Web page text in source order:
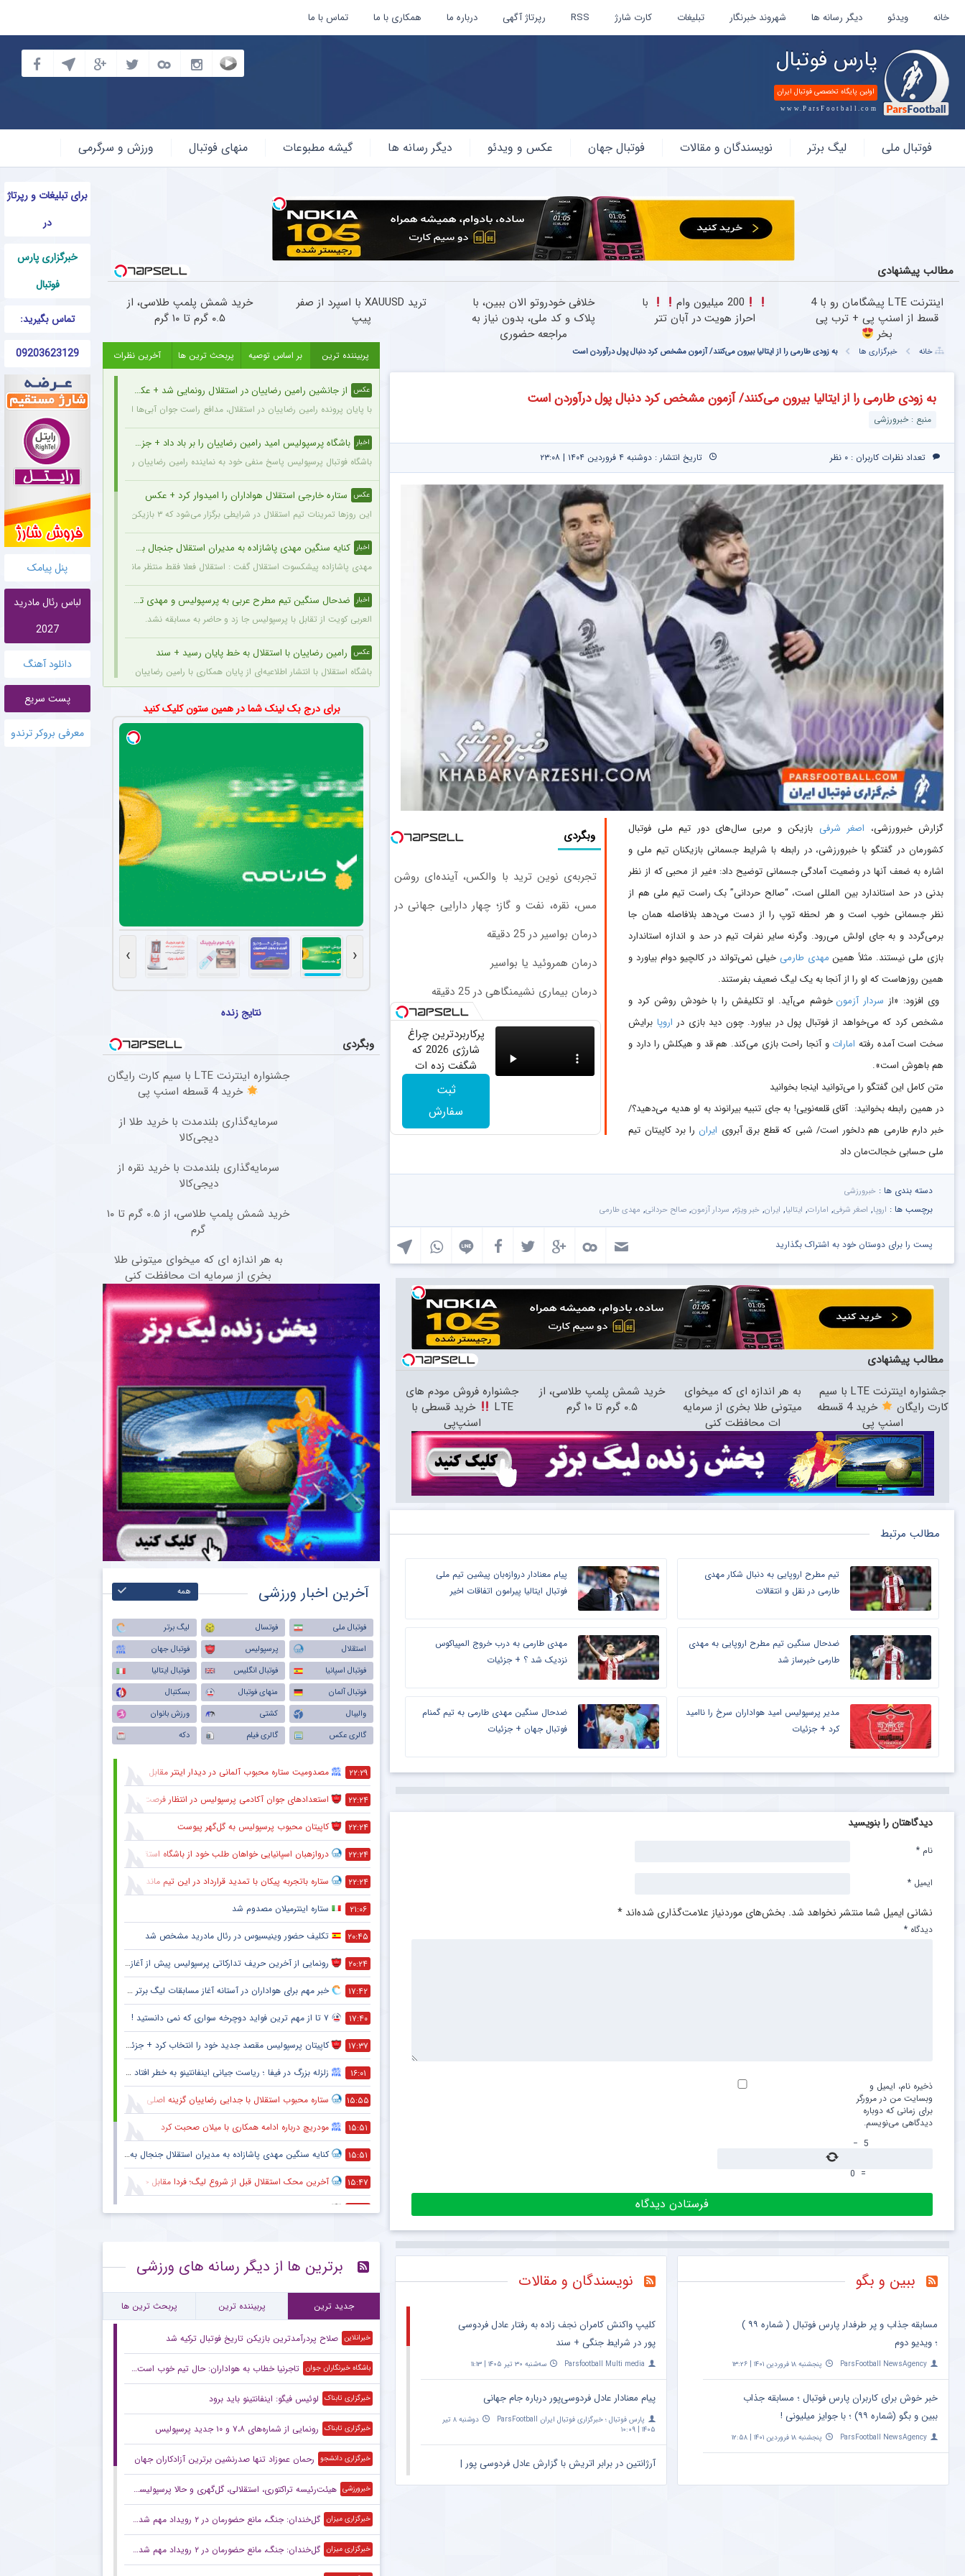
خانه ویدئو دیگر رسانه ها شهروند خبرنگار تبلیغات کارت شارژ RSS رپرتاژ آگهی درباره ما همکاری با ما تماس با ما
پارس فوتبال
اولین پایگاه تخصصی فوتبال ایران
www.ParsFootball.com
فوتبال
فوتبال ملی لیگ برتر نویسندگان و مقالات فوتبال جهان عکس و ویدئو دیگر رسانه ها گیشه مطبوعات منهای فوتبال ورزش و سرگرمی
برای تبلیغات و رپرتاژ
در
خبرگزاری پارس
فوتبال
تماس بگیرید:
09203623129
پنل پیامک
لباس رئال مادرید
2027
دانلود آهنگ
پست سریع
معرفی بروکر ترندو
مطالب پیشنهادی
اینترنت LTE پیشگامان رو با 4
قسط از اسنپ پی + ترب پی
بخر
200 میلیون وام
با
احراز هویت در آبان تتر
خلافی خودروتو الان ببین، با
پلاک و کد ملی، بدون نیاز به
مراجعه حضوری
ترید XAUUSD با اسپرد از صفر
پیپ
خرید شمش پلمپ طلاسی، از
۰.۵ گرم تا ۱۰ گرم
خانه خبرگزاری ها به زودی طارمی را از ایتالیا بیرون می‌کنند/ آزمون مشخص کرد دنبال پول درآوردن است
به زودی طارمی را از ایتالیا بیرون می‌کنند/ آزمون مشخص کرد دنبال پول درآوردن است
منبع : خبرورزشی
تعداد نظرات کاربران : ۰ نظر تاریخ انتشار : دوشنبه ۴ فروردین ۱۴۰۴ | ۲۳:۰۸
وبگردی
تجربه‌ی نوین ترید با والکس، آینده‌ای روشن
مس، نقره، نفت و گاز؛ چهار دارایی جهانی در
درمان بواسیر در 25 دقیقه
درمان همروئید یا بواسیر
درمان بیماری نشیمنگاهی در 25 دقیقه
پرکاربردترین چراغ
شارژی 2026 که
شگفت زده ات
میکنهثبت
سفارش
گزارش خبرورزشی، اصغر شرفی بازیکن و مربی سال‌های دور تیم ملی فوتبال
کشورمان در گفتگو با خبرورزشی، در رابطه با شرایط جسمانی بازیکنان تیم ملی و
اشاره به ضعف آنها در وضعیت آمادگی جسمانی توضیح داد: «غیر از محبی که از نظر
بدنی در حد استاندارد بین المللی است، “صالح حردانی” بک راست تیم ملی هم از
نظر جسمانی خوب است و هر لحظه توپ را از دست می‌دهد بلافاصله همان جا
برمی‌گردد و به جای اولش می‌رود. وگرنه سایر نفرات تیم در حد و اندازه استاندارد
بازی ملی نیستند. مثلاً همین مهدی طارمی خیلی نمی‌تواند در کالچیو دوام بیاورد و
همین روزهاست که او را از آنجا به یک لیگ ضعیف بفرستند.
وی افزود: «از سردار آزمونخوشم می‌آید. او تکلیفش را با خودش روشن کرد و
مشخص کرد که می‌خواهد از فوتبال پول در بیاورد. چون دید بازی در اروپا برایش
سخت است آمده رفته امارات و آنجا راحت بازی می‌کند. هم قد و هیکلش را دارد و
هم باهوش است».
متن کامل این گفتگو را می‌توانید اینجا بخوانید
در همین رابطه بخوانید: آقای قلعه‌نویی! به جای تنبیه بیرانوند به او هدیه می‌دهید؟/
خبر دارم طارمی هم دلخور است/ شبی که قطع برق آبروی ایرانرا برد کاپیتان تیم
ملی حسابی خجالت‌مان داد
دسته بندی ها : خبرورزشی
برچسب ها : اروپا, اصغر شرفی, امارات, ایتالیا, ایران, خبر ویژه, سردار آزمون, صالح حردانی, مهدی طارمی
پست را برای دوستان خود به اشتراک بگذارید
مطالب پیشنهادی
جشنواره اینترنت LTE با سیم
کارت رایگان
خرید 4 قسطه
اسنپ پی
به هر اندازه ای که میخوای
میتونی طلا بخری از سرمایه
ات محافظت کنی
خرید شمش پلمپ طلاسی، از
۰.۵ گرم تا ۱۰ گرم
جشنواره فروش مودم های
LTE
خرید قسطی با
اسنپ‌پی
مطالب مرتبط
تیم مطرح اروپایی به دنبال شکار مهدی
طارمی در نقل و انتقالات
پیام معنادار دروازه‌بان پیشین تیم ملی
فوتبال ایتالیا پیرامون اتفاقات اخیر
ضدحال سنگین تیم مطرح اروپایی به مهدی
طارمی خبرساز شد
مهدی طارمی به درب خروج المپیاکوس
نزدیک شد ؟ + جزئیات
مدیر پرسپولیس امید هواداران سرخ را ناامید
کرد + جزئیات
ضدحال سنگین مهدی طارمی به تیم گمنام
فوتبال جهان + جزئیات
دیدگاهتان را بنویسید
نشانی ایمیل شما منتشر نخواهد شد. بخش‌های موردنیاز علامت‌گذاری شده‌اند *
دیدگاه *
نام *
ایمیل *
ذخیره نام، ایمیل و
وبسایت من در مرورگر
برای زمانی که دوباره
دیدگاهی می‌نویسم.
5
−
=
0
ببین و بگو
مسابقه جذاب و پر طرفدار پارس فوتبال ( شماره ۹۹ )
؛ ویدیو دوم
ParsFootball NewsAgency پنجشنبه ۱۸ فروردین ۱۴۰۱ | ۱۳:۲۶
خبر خوش برای کاربران پارس فوتبال ؛ مسابقه جذاب
ببین و بگو (شماره ۹۹) ؛ با جوایز میلیونی !
ParsFootball NewsAgency پنجشنبه ۱۸ فروردین ۱۴۰۱ | ۱۲:۵۸
نویسندگان و مقالات
کلیپ واکنش کامران نجف زاده به رفتار عادل فردوسی
پور در شرایط جنگی + سند
Parsfootball Multi media سه‌شنبه ۳۰ تیر ۱۴۰۵ | ۱۱:۱۳
پیام معنادار عادل فردوسی‌پور درباره جام جهانی
پارس فوتبال ؛ خبرگزاری فوتبال ایران ParsFootball
دوشنبه ۸ تیر
۱۴۰۵ | ۱۰:۰۹
آرژانتین در برابر اتریش با گزارش عادل فردوسی پور |
امشب ساعت ۲۰:۳۰ – پخش زنده در اپارات اسپرت
پربیننده ترین بر اساس توصیه پربحث ترین ها آخرین نظرات
عکس از جانشین رامین رضاییان در استقلال رونمایی شد + عکس
با پایان پرونده رامین رضاییان در استقلال، مدافع راست جوان آبی‌ها انگیزه بیشتری برای شروع فصل پیدا
اخبار باشگاه پرسپولیس امید رامین رضاییان را بر باد داد + جزئیات
باشگاه فوتبال پرسپولیس پاسخ منفی خود به نماینده رامین رضاییان را اعلام کرد.
عکس ستاره خارجی استقلال هواداران را امیدوار کرد + عکس
این روزها تمرینات تیم استقلال در شرایطی برگزار می‌شود که ۳ بازیکن خارجی این تیم با قدرت در کنار دیگر بازیکنان داخلی استقلال مشغول تمرین کردن هستند.
اخبار کنایه سنگین مهدی پاشازاده به مدیران استقلال جنجال به پا کرد
مهدی پاشازاده پیشکسوت استقلال گفت : استقلال فعلا فقط منتظر مانده و وضعیت مدیریتی و
اخبار ضدحال سنگین تیم مطرح عربی به پرسپولیس و مهدی تارتار
العربی کویت از تقابل با پرسپولیس جا زد و حاضر به مسابقه نشد.
عکس رامین رضاییان با استقلال به خط پایان رسید + سند
باشگاه استقلال با انتشار اطلاعیه‌ای از پایان همکاری با رامین رضاییان خبر داد.
یاسر آسانی پیشنهاد باشگاه پرسپولیس را نپذیرفت
پرسپولیس پیشنهادی ۱.۷ تا ۲ میلیون دلاری به یاسر آسانی، وینگر استقلال، ارائه کرد، اما او نپذیرفت. آسانی تأکید کرد در فوتبال ایران فقط برای استقلال بازی خواهد کرد.
محسن مسلمان، هافبک سابق پرسپولیس، به عنوان دستیار بهار عبدی در کادر مربیگری تیم امید
اخبار آخرین محک استقلال قبل از شروع لیگ؛ فردا مقابل حریف تدارکاتی
استقلال پیش از شروع لیگ بیست‌وششم، فردا سومین و آخرین دیدار تدارکاتی خود را برگزار خواهد
اخبار آخرین بازی تدارکاتی استقلال پیش از لیگ + جزئیات
استقلال فردا با برگزاری سومین و آخرین دیدار تدارکاتی خود، پرونده بازی‌های دوستانه پیش‌فصل را
سامان تورانیان، مدافع راست جوان استقلال، با قطع همکاری باشگاه با رامین رضاییان، شانس بیشتری برای
اعضای تیم فوتبال پرسپولیس امروز راهی ایفمارک شدند + عکس
بازیکنان پرسپولیس امروز در تست‌های پزشکی پیش‌فصل ایفمارک شرکت کردند. این تست‌ها شامل
مقصد بعدی محمد صلاح در فوتبال اروپا مشخص شد + عکس
محمد صلاح با امضای قراردادی دو ساله به باشگاه ترابزون‌اسپور ترکیه پیوست.
پیام معنادار پیشکسوت استقلال درباره قرارداد رضاییان
شاهرخ بیانی، پیشکسوت استقلال، با انتقاد از درخواست مالی رامین رضاییان، مدعی شد این بازیکن
قطع همکاری باشگاه استقلال با رامین رضاییان
باشگاه استقلال پرونده بازگشت رامین رضائیان به جمع آبی‌پوشان را رسما مختومه اعلام کرد.
برای درج بک لینک شما در همین ستون کلیک کنید
‹
›
نتایج زنده
وبگردی
جشنواره اینترنت LTE با سیم کارت رایگان
خرید 4 قسطه اسنپ پی
سرمایه‌گذاری بلندمدت با خرید طلا از
دیجی‌کالا
سرمایه‌گذاری بلندمدت با خرید نقره از
دیجی‌کالا
خرید شمش پلمپ طلاسی، از ۰.۵ گرم تا ۱۰
گرم
به هر اندازه ای که میخوای میتونی طلا
بخری از سرمایه ات محافظت کنی
آخرین اخبار ورزشی همه
فوتبال ملی فوتسال
لیگ برتر
استقلال
پرسپولیس
فوتبال جهان
فوتبال اسپانیا
فوتبال انگلیس
فوتبال ایتالیا
فوتبال آلمان
منهای فوتبال
بسکتبال
والیبال
کشتی
ورزش بانوان
گالری عکس
گالری فیلم دکه
۲۲:۲۹ مصدومیت ستاره محبوب آلمانی در دیدار اینتر مقابل میلان
۲۲:۲۴ استعدادهای جوان آکادمی پرسپولیس در انتظار فرصت در ترکیب اصلی
۲۲:۲۴ کاپیتان محبوب پرسپولیس به گل‌گهر پیوست
۲۲:۲۴ دروازهبان اسپانیایی خواهان طلب خود از باشگاه استقلال شد
۲۲:۲۴ ستاره باتجربه پیکان با تمدید قرارداد در این تیم ماند
۲۱:۰۶ ستاره اینترمیلان مصدوم شد
۲۰:۴۵ تکلیف حضور وینیسیوس در رئال مادرید مشخص شد
۲۰:۲۴ رونمایی از آخرین حریف تدارکاتی پرسپولیس پیش از آغاز لیگ برتر
۱۷:۴۲ خبر مهم برای هواداران در آستانه آغاز مسابقات لیگ برتر + جزئیات
۱۷:۴۰ ۷ تا از مهم ترین فواید دوچرخه سواری که نمی دانستید !
۱۷:۳۷ کاپیتان پرسپولیس مقصد جدید خود را انتخاب کرد + جزئیات
۱۶:۰۱ زلزله بزرگ در فیفا ؛ ریاست جیانی اینفانتینو به خطر افتاد !! + جزئیات
۱۵:۵۵ ستاره محبوب استقلال با جدایی رضاییان گزینه اصلی دفاع راست این تیم
۱۵:۵۱ مودریچ درباره ادامه همکاری با میلان صحبت کرد
۱۵:۵۱ کنایه سنگین مهدی پاشازاده به مدیران استقلال جنجال به پا کرد
۱۵:۴۷ آخرین محک استقلال قبل از شروع لیگ؛ فردا مقابل حریف تدارکاتی
۱۵:۴۵
۱۵:۴۱ پیام معنادار پیشکسوت استقلال درباره قرارداد رضاییان
۱۵:۳۷ آخرین بازی تدارکاتی استقلال پیش از لیگ + جزئیات
برترین ها از دیگر رسانه های ورزشی
جدید ترین پربیننده ترین پربحث ترین ها
خبرانلاین صلاح پردرآمدترین بازیکن تاریخ فوتبال ترکیه شد
باشگاه خبرنگاران جوان تاجرنیا خطاب به هواداران: حال تیم خوب است،باور کنید
خبرگزاری تابناک لوئیس فیگو: اینفانتینو باید برود
خبرگزاری تابناک رونمایی از شماره‌های ۷،۸ و ۱۰ جدید پرسپولیس
خبرگزاری دانشجو رحمان عموزاد تنها صدرنشین برترین آزادکاران جهان
خبرورزشی هیئت‌رئیسه تراکتوری، استقلالی، گل‌گهری و حالا پرسپولیسی! انتصاب‌های عجیب در باشگاه‌های خاص؛ فدراسیون حتما جوابگو باشد
خبرگزاری میزان گل‌خندان: جنگ، مانع حضورمان در ۲ رویداد مهم شد/ با قدرت برای بازی‌های آسیایی و سهمیه المپیک می‌جنگیم
خبرگزاری میزان گل‌خندان: جنگ، مانع حضورمان در ۲ رویداد مهم شد/ با قدرت برای بازی‌های آسیایی و سهمیه المپیک می‌جنگیم